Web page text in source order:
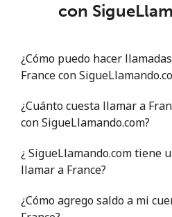
con
¿Cómo puedo hacer
France con
¿Cuánto cuesta llamar a
con SigueLlamando.com?
¿ SigueLlamando.com tiene
llamar a France?
¿Cómo agrego saldo a mi